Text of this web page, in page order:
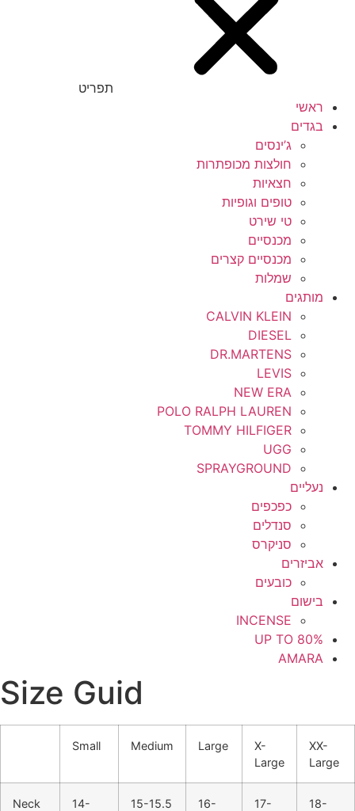
תפריט
ראשי
בגדים
ג’ינסים
חולצות מכופתרות
חצאיות
טופים וגופיות
טי שירט
מכנסיים
מכנסיים קצרים
שמלות
מותגים
CALVIN KLEIN
DIESEL
DR.MARTENS
LEVIS
NEW ERA
POLO RALPH LAUREN
TOMMY HILFIGER
UGG
SPRAYGROUND
נעליים
כפכפים
סנדלים
סניקרס
אביזרים
כובעים
בישום
INCENSE
UP TO 80%
AMARA
Size Guid
Small Medium Large
X-
Large
XX-
Large
Neck
14-
15-15.5
16-
17-
18-